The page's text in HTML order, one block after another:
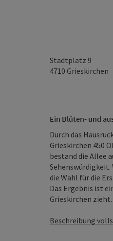
Stadtplatz 9
4710 Grieskirchen
Ein Blüten- und
Durch das
Grieskirchen 450
bestand die Allee
die Wahl für die
Das Ergebnis ist
Grieskirchen
Beschreibung